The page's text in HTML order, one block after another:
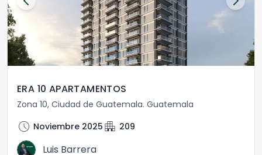
ERA 10 APARTAMENTOS
Zona 10, Ciudad de Guatemala. Guatemala
schedule Noviembre 2025 apartment 209
Luis Barrera